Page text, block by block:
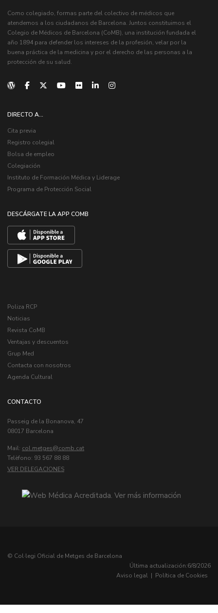
Como colegiado, formas parte del colectivo de médicos que
atendemos a los ciudadanos de Barcelona. Juntos constituimos el
Colegio de Médicos de Barcelona (CoMB), una institución fundada el
año 1894 para defender los intereses de la profesión, velar por la
buena práctica de la medicina y por el derecho de las personas a la
protección de su salud.
DIRECTO A...
Cita previa
Registro colegial
Bolsa de empleo
Colegiación
Instituto de Formación Médica y Liderage
Programa de Protección Social
DESCÁRGATE LA APP COMB
Poliza RCP
Noticias
Revista CoMB
Ventajas y descuentos
Grup Med
Contacta con nosotros
Agenda Cultural
CONTACTO
Passeig de la Bonanova, 47
08017 Barcelona
Mail: col.metges
Telèfono: 93 567 88 88
VER DELEGACIONES
© Col·legi Oficial de Metges de Barcelona
Última actualización:6/8/2026
Aviso legal | Política de Cookies